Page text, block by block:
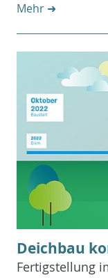
Mehr ➜
Deichbau
Fertigstellung